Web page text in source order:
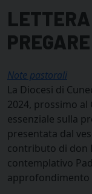
Note pastorali
La Diocesi di
2024, prossimo
essenziale sulla
presentata dal
contributo di don
contemplativo
approfondimento